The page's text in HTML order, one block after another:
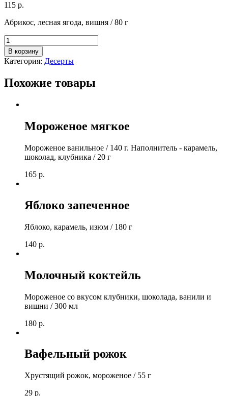
115 р.
Абрикос, лесная ягода, вишня / 80 г
Количество
товара
Пирожок
с
В корзину
Категория: Десерты
Похожие товары
Мороженое мягкое
Мороженое ванильное / 140 г. Наполнитель - карамель,
шоколад, клубника / 20 г
165 р.
Яблоко запеченное
Яблоко, карамель, изюм / 180 г
140 р.
Молочный коктейль
Мороженое со вкусом клубники, шоколада, ванили и
вишни / 300 мл
180 р.
Вафельный рожок
Хрустящий рожок, мороженое / 55 г
29 р.